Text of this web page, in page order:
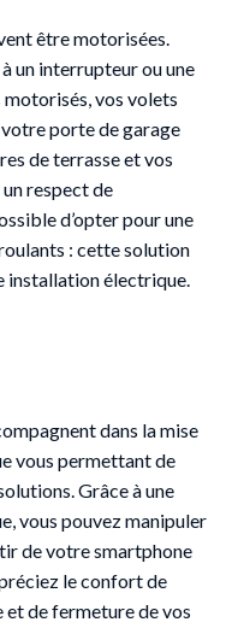
être motorisées.
un interrupteur ou une
vos volets
porte de garage
de terrasse et vos
respect de
d’opter pour une
: cette solution
installation électrique.
dans la mise
vous permettant de
Grâce à une
vous pouvez manipuler
de votre smartphone
le confort de
et de fermeture de vos